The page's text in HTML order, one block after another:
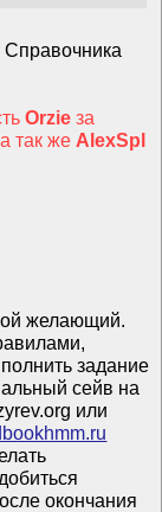
Orzie за
так же AlexSpl
желающий.
задание
сейв на
или
окончания